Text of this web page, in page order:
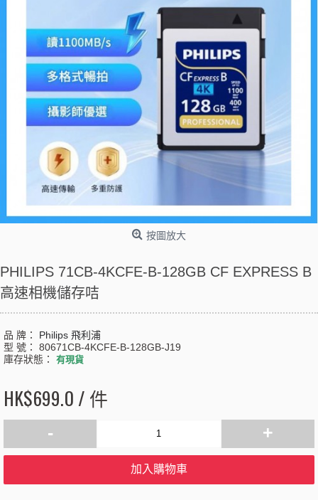
按圖放大
PHILIPS 71CB-4KCFE-B-128GB CF EXPRESS B
高速相機儲存咭
品 牌： Philips 飛利浦
型 號： 80671CB-4KCFE-B-128GB-J19
庫存狀態： 有現貨
HK$699.0 / 件
- +
加入購物車